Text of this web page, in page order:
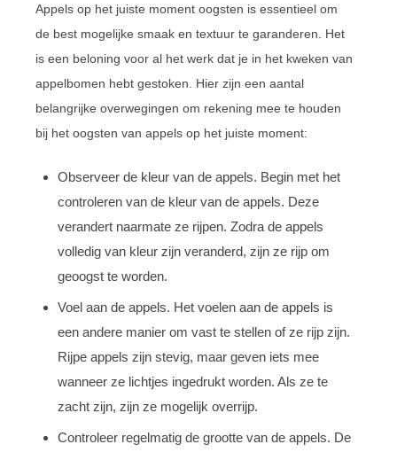
Appels op het juiste moment oogsten is essentieel om
de best mogelijke smaak en textuur te garanderen. Het
is een beloning voor al het werk dat je in het kweken van
appelbomen hebt gestoken. Hier zijn een aantal
belangrijke overwegingen om rekening mee te houden
bij het oogsten van appels op het juiste moment:
Observeer de kleur van de appels. Begin met het
controleren van de kleur van de appels. Deze
verandert naarmate ze rijpen. Zodra de appels
volledig van kleur zijn veranderd, zijn ze rijp om
geoogst te worden.
Voel aan de appels. Het voelen aan de appels is
een andere manier om vast te stellen of ze rijp zijn.
Rijpe appels zijn stevig, maar geven iets mee
wanneer ze lichtjes ingedrukt worden. Als ze te
zacht zijn, zijn ze mogelijk overrijp.
Controleer regelmatig de grootte van de appels. De